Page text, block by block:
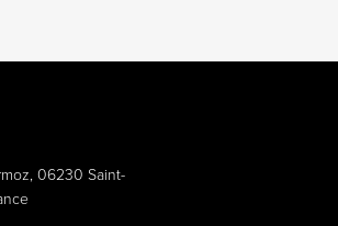
06230 Saint-